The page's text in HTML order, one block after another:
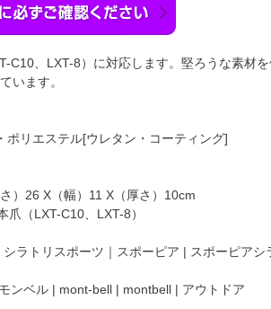
C10、LXT-8）に対応します。堅ろうな素材
います。
ポリエステル[ウレタン・コーティング]
）26 X（幅）11 X（厚さ）10cm
爪（LXT-C10、LXT-8）
シラトリスポーツ｜スポーピア | スポーピアシ
ンベル | mont-bell | montbell | アウトドア